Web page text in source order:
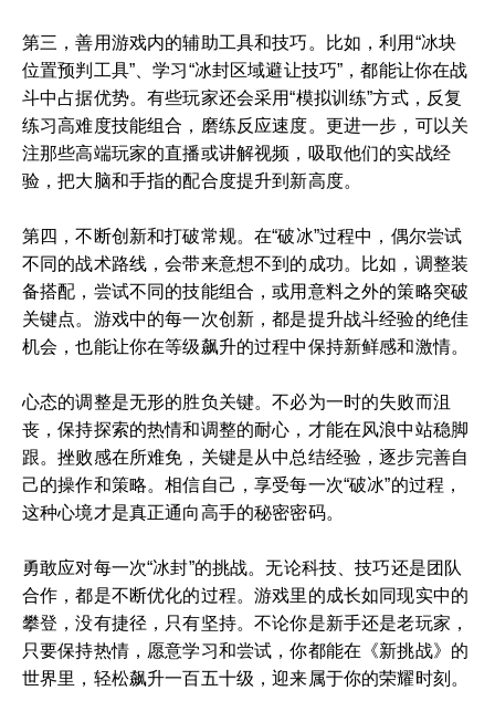
第三，善用游戏内的辅助工具和技巧。比如，利用“冰块
位置预判工具”、学习“冰封区域避让技巧”，都能让你在战
斗中占据优势。有些玩家还会采用“模拟训练”方式，反复
练习高难度技能组合，磨练反应速度。更进一步，可以关
注那些高端玩家的直播或讲解视频，吸取他们的实战经
验，把大脑和手指的配合度提升到新高度。
第四，不断创新和打破常规。在“破冰”过程中，偶尔尝试
不同的战术路线，会带来意想不到的成功。比如，调整装
备搭配，尝试不同的技能组合，或用意料之外的策略突破
关键点。游戏中的每一次创新，都是提升战斗经验的绝佳
机会，也能让你在等级飙升的过程中保持新鲜感和激情。
心态的调整是无形的胜负关键。不必为一时的失败而沮
丧，保持探索的热情和调整的耐心，才能在风浪中站稳脚
跟。挫败感在所难免，关键是从中总结经验，逐步完善自
己的操作和策略。相信自己，享受每一次“破冰”的过程，
这种心境才是真正通向高手的秘密密码。
勇敢应对每一次“冰封”的挑战。无论科技、技巧还是团队
合作，都是不断优化的过程。游戏里的成长如同现实中的
攀登，没有捷径，只有坚持。不论你是新手还是老玩家，
只要保持热情，愿意学习和尝试，你都能在《新挑战》的
世界里，轻松飙升一百五十级，迎来属于你的荣耀时刻。